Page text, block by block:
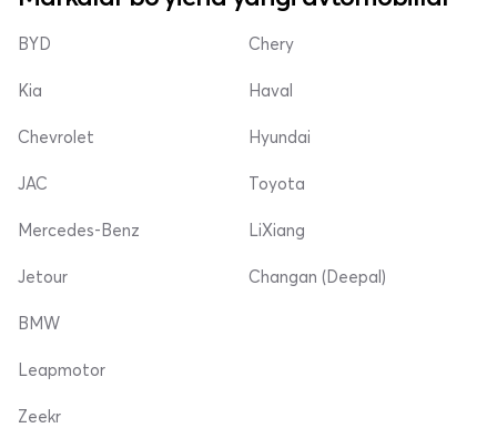
BYD
Kia
Chevrolet
Chery
Haval
Hyundai
JAC
Mercedes-Benz
Jetour
Toyota
LiXiang
Changan (Deepal)
BMW
Leapmotor
Zeekr